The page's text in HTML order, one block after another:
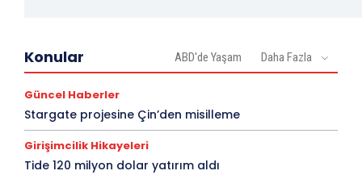
Konular ABD'de Yaşam Daha Fazla
Güncel Haberler
Stargate projesine Çin’den misilleme
Girişimcilik Hikayeleri
Tide 120 milyon dolar yatırım aldı